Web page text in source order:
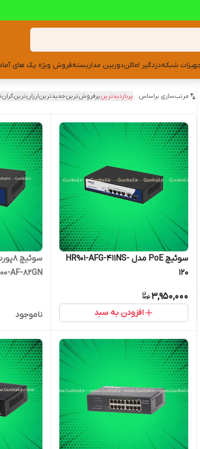
شبکهدزدگیر اماکندوربین مداربستهفروش ویژه پک های
مرتب‌سازی براساس: پربازدیدترینپرفروش‌ترینجدیدترینارزان‌ترین
سوئیچ PoE مدل HR901-AFG-411NS-
120
3,950,000
افزودن به سبد
AF-82GN
ناموجود